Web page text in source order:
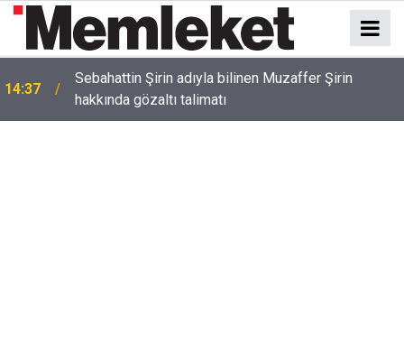
14:37
Sebahattin Şirin adıyla bilinen Muzaffer Şirin
hakkında gözaltı talimatı